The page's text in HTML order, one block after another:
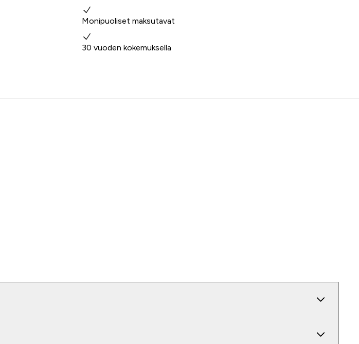
Monipuoliset maksutavat
30 vuoden kokemuksella